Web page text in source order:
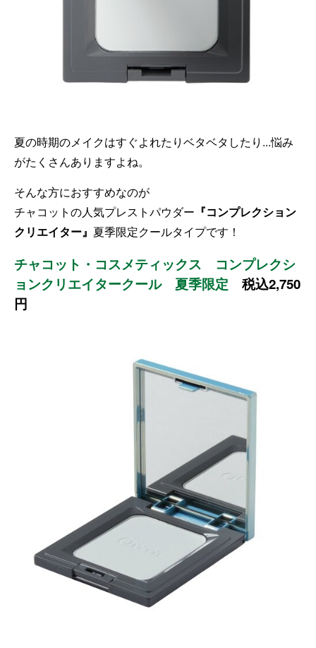
夏の時期のメイクはすぐよれたりベタベタしたり...悩み
がたくさんありますよね。
そんな方におすすめなのが
チャコットの人気プレストパウダー 『コンプレクション
クリエイター』 夏季限定クールタイプです！
チャコット・コスメティックス コンプレクシ
ョンクリエイタークール 夏季限定 税込2,750
円